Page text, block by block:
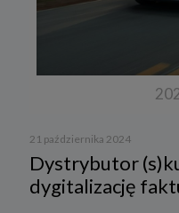
21 października 2024
Dystrybutor
dygitalizację